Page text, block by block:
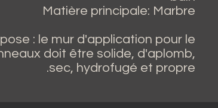
Matière principale: Marbre
: le mur d'application pour le
doit être solide, d'aplomb,
sec, hydrofugé et propre.